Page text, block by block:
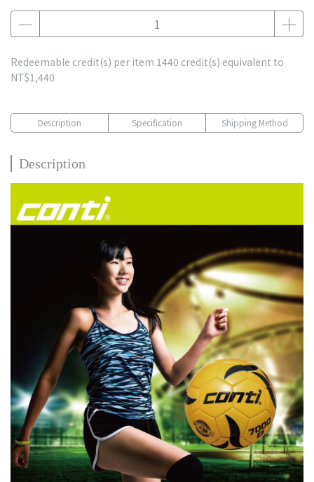
Redeemable credit(s) per item 1440 credit(s) equivalent to
NT$1,440
Description Specification Shipping Method
Description